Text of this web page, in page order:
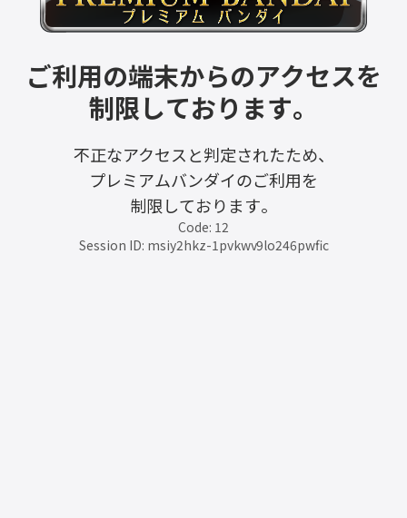
ご利用の端末からのアクセスを
制限しております。
不正なアクセスと判定されたため、
プレミアムバンダイのご利用を
制限しております。
Code: 12
Session ID: msiy2hkz-1pvkwv9lo246pwfic